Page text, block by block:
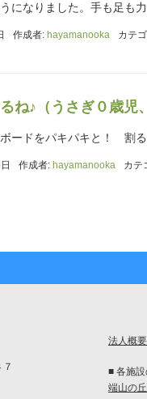
になりました。手も足も力
作成者: hayamanooka カテ
ね♪（うさぎ０歳児
ードをパキパキと！ 割る
作成者: hayamanooka カテ
法人概要
■ 各施
端山の